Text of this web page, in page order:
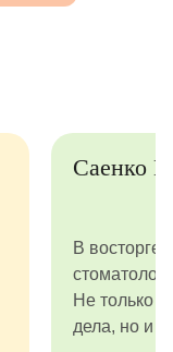
Саенко
В восторге
Не только
дела, но и